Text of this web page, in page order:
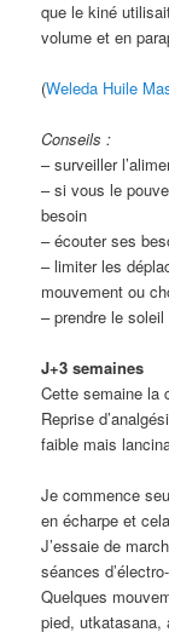
que le kiné
volume et en
(Weleda Huile
Conseils :
– surveiller
– si vous le
besoin
– écouter ses
– limiter les
mouvement ou
– prendre le
J+3 semaines
Cette semaine la
Reprise
faible mais
Je commence
en écharpe et
J’essaie de
séances
Quelques
pied, utkatasana,